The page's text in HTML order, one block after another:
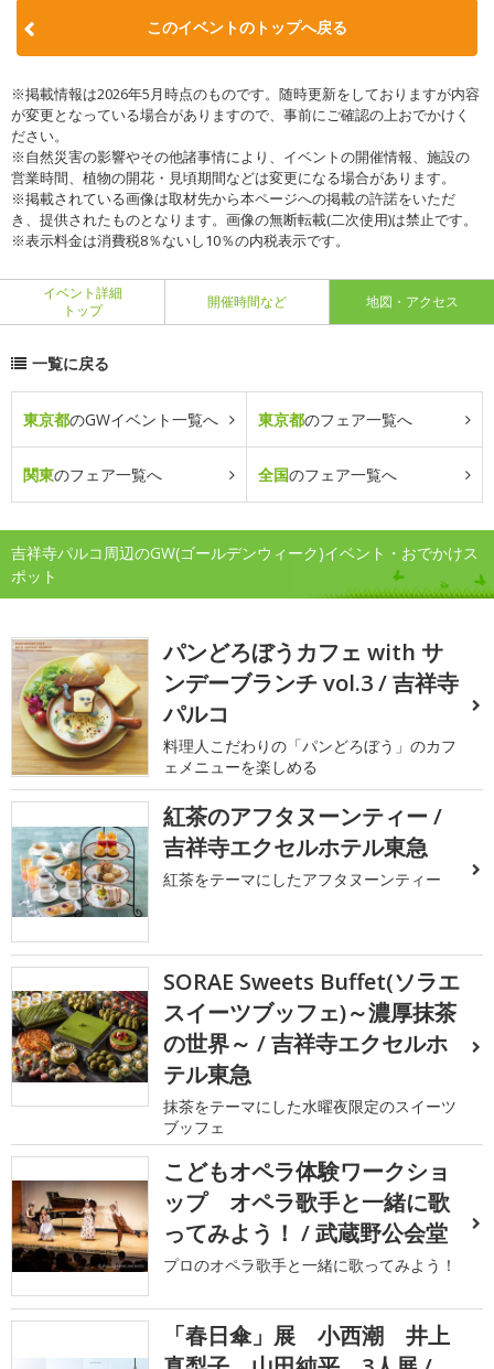
このイベントのトップへ戻る
※掲載情報は2026年5月時点のものです。随時更新をしておりますが内容
が変更となっている場合がありますので、事前にご確認の上おでかけく
ださい。
※自然災害の影響やその他諸事情により、イベントの開催情報、施設の
営業時間、植物の開花・見頃期間などは変更になる場合があります。
※掲載されている画像は取材先から本ページへの掲載の許諾をいただ
き、提供されたものとなります。画像の無断転載(二次使用)は禁止です。
※表示料金は消費税8％ないし10％の内税表示です。
イベント詳細
トップ
開催時間など 地図・アクセス
一覧に戻る
東京都のGWイベント一覧へ 東京都のフェア一覧へ
関東のフェア一覧へ 全国のフェア一覧へ
吉祥寺パルコ周辺のGW(ゴールデンウィーク)イベント・おでかけス
ポット
パンどろぼうカフェ with サ
ンデーブランチ vol.3 / 吉祥寺
パルコ
料理人こだわりの「パンどろぼう」のカフ
ェメニューを楽しめる
紅茶のアフタヌーンティー /
吉祥寺エクセルホテル東急
紅茶をテーマにしたアフタヌーンティー
SORAE Sweets Buffet(ソラエ
スイーツブッフェ)～濃厚抹茶
の世界～ / 吉祥寺エクセルホ
テル東急
抹茶をテーマにした水曜夜限定のスイーツ
ブッフェ
こどもオペラ体験ワークショ
ップ オペラ歌手と一緒に歌
ってみよう！ / 武蔵野公会堂
プロのオペラ歌手と一緒に歌ってみよう！
「春日傘」展 小西潮 井上